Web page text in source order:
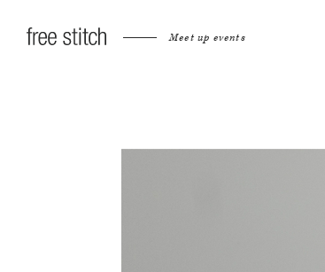
Meet up events